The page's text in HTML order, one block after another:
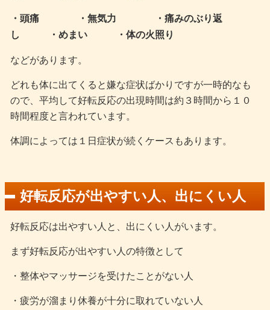
・頭痛 ・無気力 ・痛みのぶり返
し ・めまい ・体の火照り
などがあります。
どれも体に出てくると嫌な症状ばかりですが一時的なも
ので、平均して好転反応の出現時間は約３時間から１０
時間程度と言われています。
体調によっては１日症状が続くケースもあります。
好転反応が出やすい人、出にくい人
好転反応は出やすい人と、出にくい人がいます。
まず好転反応が出やすい人の特徴として
・整体やマッサージを受けたことがない人
・疲労が溜まり休養が十分に取れていない人